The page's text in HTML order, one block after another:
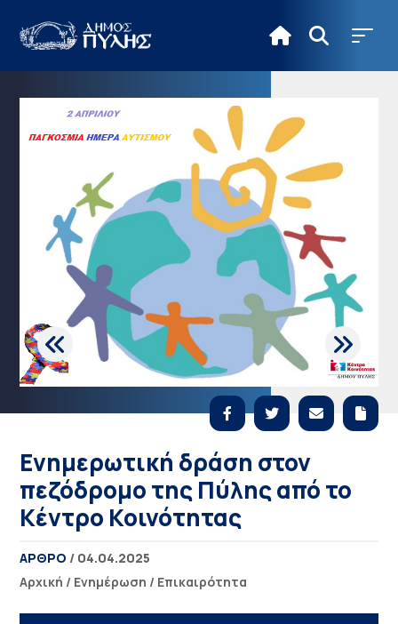
Ενημερωτική δράση στον
πεζόδρομο της Πύλης από το
Κέντρο Κοινότητας
ΑΡΘΡΟ / 04.04.2025
Αρχική / Ενημέρωση / Επικαιρότητα